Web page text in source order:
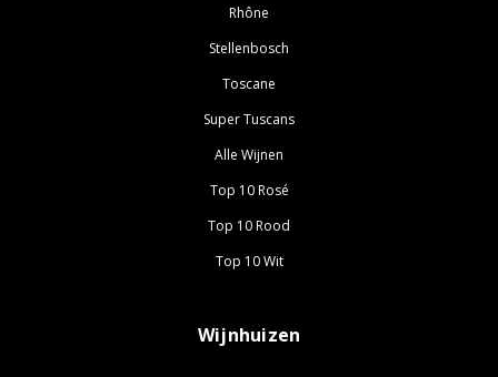
Rhône
Stellenbosch
Toscane
Super Tuscans
Alle Wijnen
Top 10 Rosé
Top 10 Rood
Top 10 Wit
Wijnhuizen